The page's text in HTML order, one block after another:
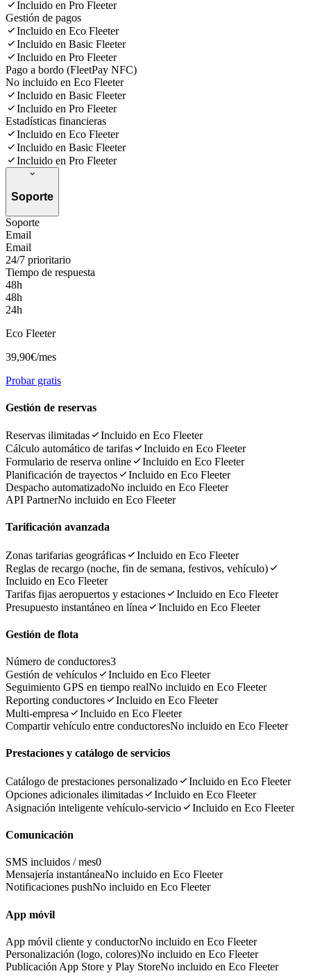
Incluido en Pro Fleeter
Gestión de pagos
Incluido en Eco Fleeter
Incluido en Basic Fleeter
Incluido en Pro Fleeter
Pago a bordo (FleetPay NFC)
No incluido en Eco Fleeter
Incluido en Basic Fleeter
Incluido en Pro Fleeter
Estadísticas financieras
Incluido en Eco Fleeter
Incluido en Basic Fleeter
Incluido en Pro Fleeter
Soporte
Soporte
Email
Email
24/7 prioritario
Tiempo de respuesta
48h
48h
24h
Eco Fleeter
39,90€/mes
Probar gratis
Gestión de reservas
Reservas ilimitadas
Incluido en Eco Fleeter
Cálculo automático de tarifas
Incluido en Eco Fleeter
Formulario de reserva online
Incluido en Eco Fleeter
Planificación de trayectos
Incluido en Eco Fleeter
Despacho automatizadoNo incluido en Eco Fleeter
API PartnerNo incluido en Eco Fleeter
Tarificación avanzada
Zonas tarifarias geográficas
Incluido en Eco Fleeter
Reglas de recargo (noche, fin de semana, festivos, vehículo)
Incluido en Eco Fleeter
Tarifas fijas aeropuertos y estaciones
Incluido en Eco Fleeter
Presupuesto instantáneo en línea
Incluido en Eco Fleeter
Gestión de flota
Número de conductores3
Gestión de vehículos
Incluido en Eco Fleeter
Seguimiento GPS en tiempo realNo incluido en Eco Fleeter
Reporting conductores
Incluido en Eco Fleeter
Multi-empresa
Incluido en Eco Fleeter
Compartir vehículo entre conductoresNo incluido en Eco Fleeter
Prestaciones y catálogo de servicios
Catálogo de prestaciones personalizado
Incluido en Eco Fleeter
Opciones adicionales ilimitadas
Incluido en Eco Fleeter
Asignación inteligente vehículo-servicio
Incluido en Eco Fleeter
Comunicación
SMS incluidos / mes0
Mensajería instantáneaNo incluido en Eco Fleeter
Notificaciones pushNo incluido en Eco Fleeter
App móvil
App móvil cliente y conductorNo incluido en Eco Fleeter
Personalización (logo, colores)No incluido en Eco Fleeter
Publicación App Store y Play StoreNo incluido en Eco Fleeter